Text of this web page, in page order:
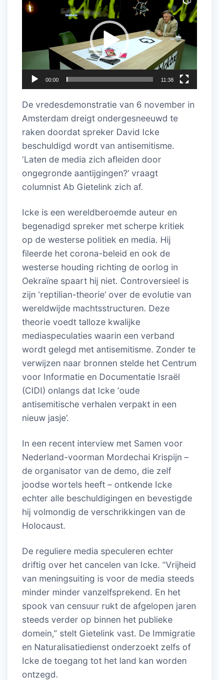
00:00 11:38
De vredesdemonstratie van 6 november in
Amsterdam dreigt ondergesneeuwd te
raken doordat spreker David Icke
beschuldigd wordt van antisemitisme.
‘Laten de media zich afleiden door
ongegronde aantijgingen?’ vraagt
columnist Ab Gietelink zich af.
Icke is een wereldberoemde auteur en
begenadigd spreker met scherpe kritiek
op de westerse politiek en media. Hij
fileerde het corona-beleid en ook de
westerse houding richting de oorlog in
Oekraïne spaart hij niet. Controversieel is
zijn ‘reptilian-theorie’ over de evolutie van
wereldwijde machtsstructuren. Deze
theorie voedt talloze kwalijke
mediaspeculaties waarin een verband
wordt gelegd met antisemitisme. Zonder te
verwijzen naar bronnen stelde het Centrum
voor Informatie en Documentatie Israël
(CIDI) onlangs dat Icke ‘oude
antisemitische verhalen verpakt in een
nieuw jasje’.
In een recent interview met Samen voor
Nederland-voorman Mordechai Krispijn –
de organisator van de demo, die zelf
joodse wortels heeft – ontkende Icke
echter alle beschuldigingen en bevestigde
hij volmondig de verschrikkingen van de
Holocaust.
De reguliere media speculeren echter
driftig over het cancelen van Icke. “Vrijheid
van meningsuiting is voor de media steeds
minder minder vanzelfsprekend. En het
spook van censuur rukt de afgelopen jaren
steeds verder op binnen het publieke
domein,” stelt Gietelink vast. De Immigratie
en Naturalisatiedienst onderzoekt zelfs of
Icke de toegang tot het land kan worden
ontzegd.